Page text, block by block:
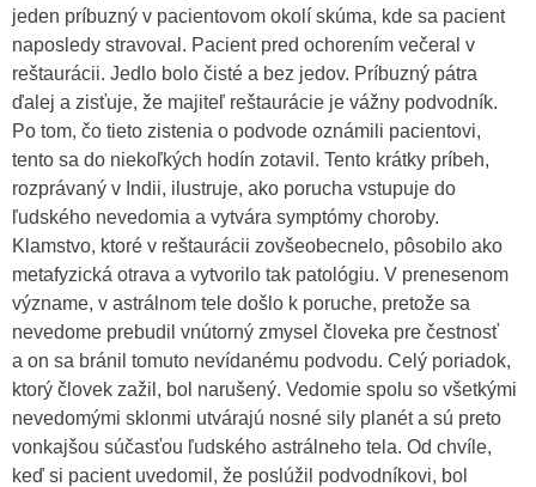
jeden príbuzný v pacientovom okolí skúma, kde sa pacient
naposledy stravoval. Pacient pred ochorením večeral v
reštaurácii. Jedlo bolo čisté a bez jedov. Príbuzný pátra
ďalej a zisťuje, že majiteľ reštaurácie je vážny podvodník.
Po tom, čo tieto zistenia o podvode oznámili pacientovi,
tento sa do niekoľkých hodín zotavil. Tento krátky príbeh,
rozprávaný v Indii, ilustruje, ako porucha vstupuje do
ľudského nevedomia a vytvára symptómy choroby.
Klamstvo, ktoré v reštaurácii zovšeobecnelo, pôsobilo ako
metafyzická otrava a vytvorilo tak patológiu. V prenesenom
význame, v astrálnom tele došlo k poruche, pretože sa
nevedome prebudil vnútorný zmysel človeka pre čestnosť
a on sa bránil tomuto nevídanému podvodu. Celý poriadok,
ktorý človek zažil, bol narušený. Vedomie spolu so všetkými
nevedomými sklonmi utvárajú nosné sily planét a sú preto
vonkajšou súčasťou ľudského astrálneho tela. Od chvíle,
keď si pacient uvedomil, že poslúžil podvodníkovi, bol